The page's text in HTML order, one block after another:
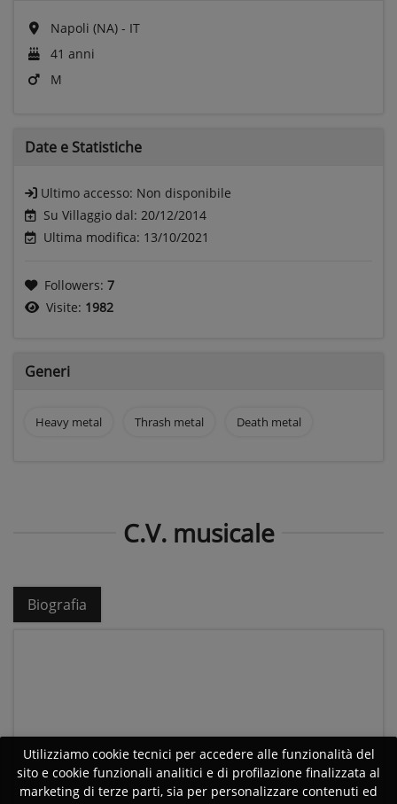
Napoli (NA) - IT
41 anni
M
Date e Statistiche
Ultimo accesso: Non disponibile
Su Villaggio dal: 20/12/2014
Ultima modifica: 13/10/2021
Followers: 7
Visite: 1982
Generi
Heavy metal Thrash metal Death metal
C.V. musicale
Biografia
Utilizziamo cookie tecnici per accedere alle funzionalità del
sito e cookie funzionali analitici e di profilazione finalizzata al
marketing di terze parti, sia per personalizzare contenuti ed